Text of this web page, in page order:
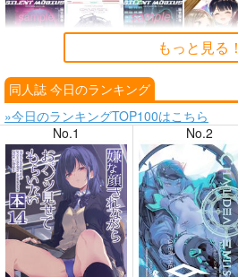
8月4日掲載
8月3日掲載
もっと見る！
同人誌 今日のランキング
»今日のランキングTOP100はこちら
No.1
No.2